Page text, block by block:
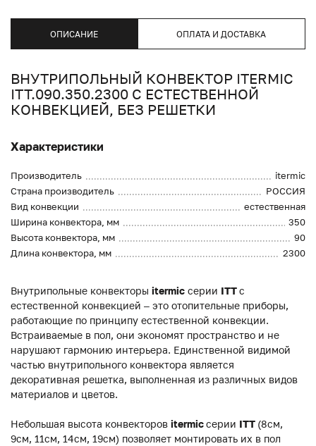
ОПИСАНИЕ ОПЛАТА И ДОСТАВКА
ВНУТРИПОЛЬНЫЙ КОНВЕКТОР ITERMIC
ITT.090.350.2300 С ЕСТЕСТВЕННОЙ
КОНВЕКЦИЕЙ, БЕЗ РЕШЕТКИ
Характеристики
Производитель
itermic
Страна производитель
РОССИЯ
Вид конвекции
естественная
Ширина конвектора, мм
350
Высота конвектора, мм
90
Длина конвектора, мм
2300
Внутрипольные конвекторы itermic серии ITTс
естественной конвекцией – это отопительные приборы,
работающие по принципу естественной конвекции.
Встраиваемые в пол, они экономят пространство и не
нарушают гармонию интерьера. Единственной видимой
частью внутрипольного конвектора является
декоративная решетка, выполненная из различных видов
материалов и цветов.
Небольшая высота конвекторов itermicсерии ITT (8см,
9см, 11см, 14см, 19см) позволяет монтировать их в пол